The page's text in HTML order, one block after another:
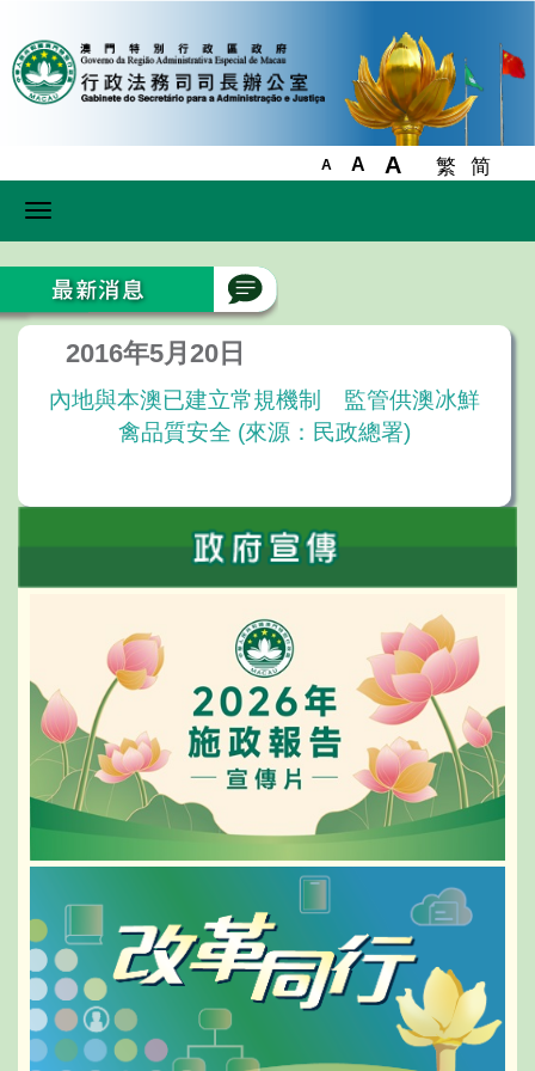
A A A 繁 简
Toggle
2016年5月20日
內地與本澳已建立常規機制 監管供澳冰鮮
禽品質安全 (來源：民政總署)